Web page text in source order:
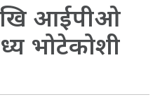
आईपीओ
भोटेकोशी